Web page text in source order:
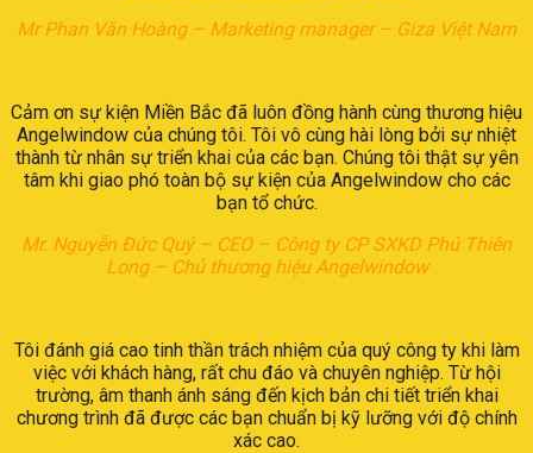
Mr Phan Văn Hoàng – Marketing manager – Giza Việt Nam
Cảm ơn sự kiện Miền Bắc đã luôn đồng hành cùng thương hiệu
Angelwindow của chúng tôi. Tôi vô cùng hài lòng bởi sự nhiệt
thành từ nhân sự triển khai của các bạn. Chúng tôi thật sự yên
tâm khi giao phó toàn bộ sự kiện của Angelwindow cho các
bạn tổ chức.
Mr. Nguyễn Đức Quý – CEO – Công ty CP SXKD Phú Thiên
Long – Chủ thương hiệu Angelwindow
Tôi đánh giá cao tinh thần trách nhiệm của quý công ty khi làm
việc với khách hàng, rất chu đáo và chuyên nghiệp. Từ hội
trường, âm thanh ánh sáng đến kịch bản chi tiết triển khai
chương trình đã được các bạn chuẩn bị kỹ lưỡng với độ chính
xác cao.